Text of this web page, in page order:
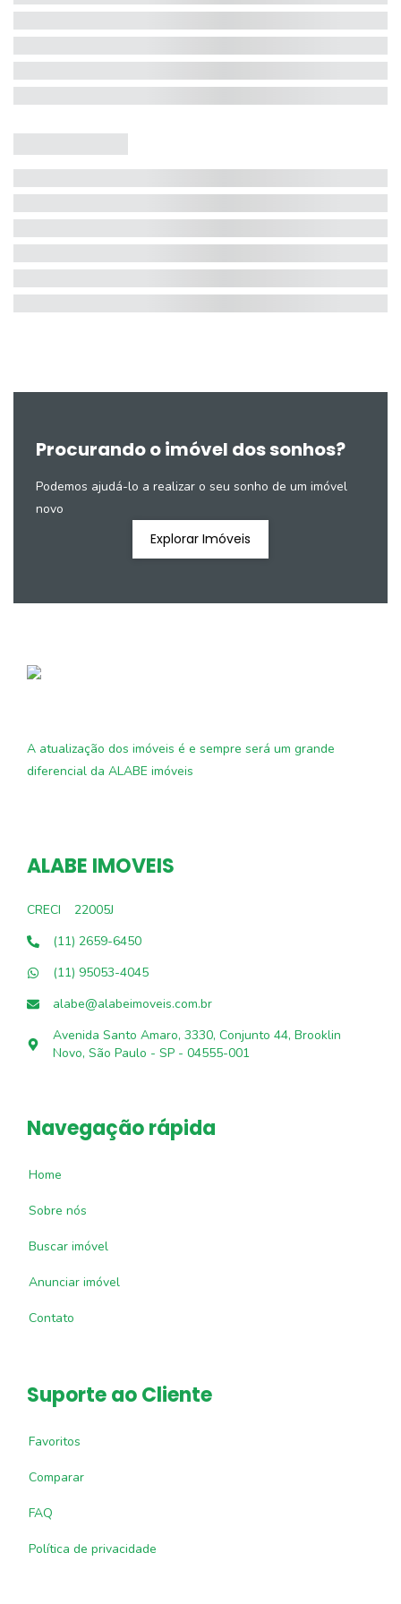
Procurando o imóvel dos sonhos?
Podemos ajudá-lo a realizar o seu sonho de um imóvel
novo
Explorar Imóveis
A atualização dos imóveis é e sempre será um grande
diferencial da ALABE imóveis
ALABE IMOVEIS
CRECI
22005J
(11) 2659-6450
(11) 95053-4045
alabe@alabeimoveis.com.br
Avenida Santo Amaro, 3330, Conjunto 44, Brooklin
Novo, São Paulo - SP - 04555-001
Navegação rápida
Home
Sobre nós
Buscar imóvel
Anunciar imóvel
Contato
Suporte ao Cliente
Favoritos
Comparar
FAQ
Política de privacidade